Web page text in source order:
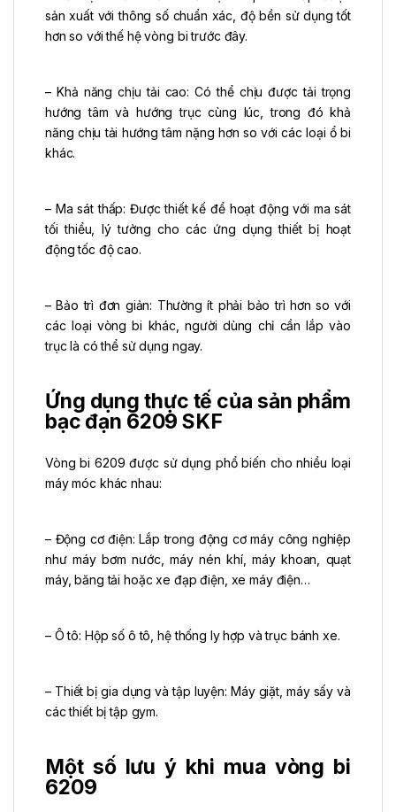
sản xuất với thông số chuẩn xác, độ bền sử dụng tốt
hơn so với thế hệ vòng bi trước đây.
– Khả năng chịu tải cao: Có thể chịu được tải trọng
hướng tâm và hướng trục cùng lúc, trong đó khả
năng chịu tải hướng tâm nặng hơn so với các loại ổ bi
khác.
– Ma sát thấp: Được thiết kế để hoạt động với ma sát
tối thiểu, lý tưởng cho các ứng dụng thiết bị hoạt
động tốc độ cao.
– Bảo trì đơn giản: Thường ít phải bảo trì hơn so với
các loại vòng bi khác, người dùng chỉ cần lắp vào
trục là có thể sử dụng ngay.
Ứng dụng thực tế của sản phẩm
bạc đạn 6209 SKF
Vòng bi 6209 được sử dụng phổ biến cho nhiều loại
máy móc khác nhau:
– Động cơ điện: Lắp trong động cơ máy công nghiệp
như máy bơm nước, máy nén khí, máy khoan, quạt
máy, băng tải hoặc xe đạp điện, xe máy điện…
– Ô tô: Hộp số ô tô, hệ thống ly hợp và trục bánh xe.
– Thiết bị gia dụng và tập luyện: Máy giặt, máy sấy và
các thiết bị tập gym.
Một số lưu ý khi mua vòng bi
6209